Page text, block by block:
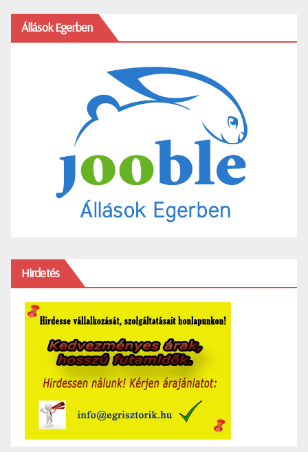
Állások Egerben
Hirdetés